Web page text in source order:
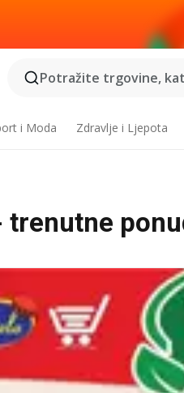
Potražite trgovine,
i Moda Zdravlje i Ljepota
trenutne